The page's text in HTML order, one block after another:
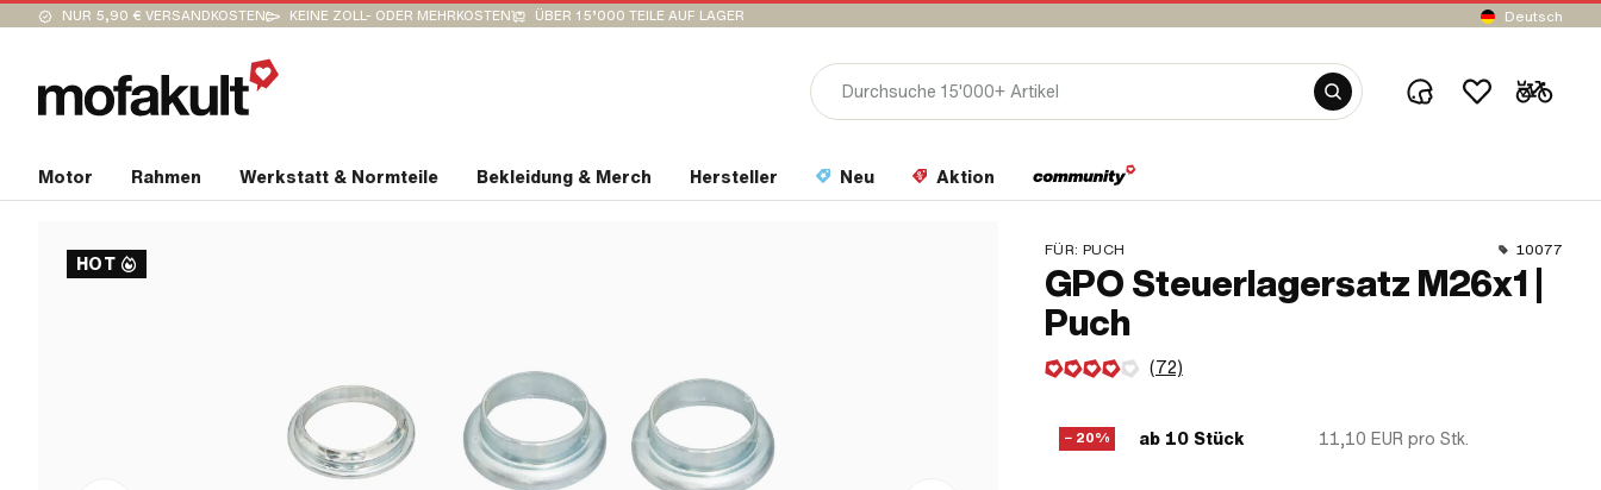
NUR 5,90 € VERSANDKOSTEN KEINE ZOLL- ODER MEHRKOSTEN ÜBER 15’000 TEILE AUF LAGER Deutsch
Motor Rahmen Werkstatt & Normteile Bekleidung & Merch Hersteller Neu Aktion
HOT
FÜR: PUCH 10077
GPO Steuerlagersatz M26x1 |
Puch
(72)
− 20% ab 10 Stück 11,10 EUR pro Stk.